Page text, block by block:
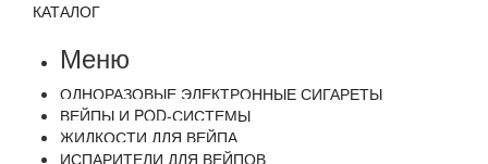
КАТАЛОГ
Меню
ОДНОРАЗОВЫЕ ЭЛЕКТРОННЫЕ СИГАРЕТЫ
ВЕЙПЫ И POD-СИСТЕМЫ
ЖИДКОСТИ ДЛЯ ВЕЙПА
ИСПАРИТЕЛИ ДЛЯ ВЕЙПОВ